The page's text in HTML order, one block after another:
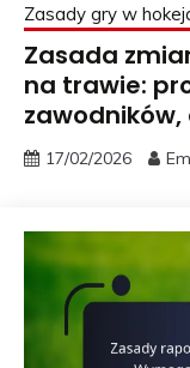
Zasady gry w
Zasada
na trawie:
17/02/2026